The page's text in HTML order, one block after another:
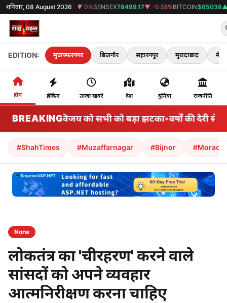
शनिवार, 08 August 2026
₹0▼ 0%SENSEX78499.17▼ -0.58%BITCOIN$65038▲ 0.22% 38°C
EDITION: मुजफ्फरनगर बिजनौर सहारनपुर मुरादाबाद मेरठ
होम ब्रेकिंग ताज़ा खबरें देश दुनिया राजनीति
BREAKING
सीएम विजय को सभी को बड़ा झटका•वर्षों की देरी से
#ShahTimes #Muzaffarnagar #Bijnor
None
लोकतंत्र का 'चीरहरण' करने वाले
सांसदों को अपने व्यवहार
आत्मनिरीक्षण करना चाहिए